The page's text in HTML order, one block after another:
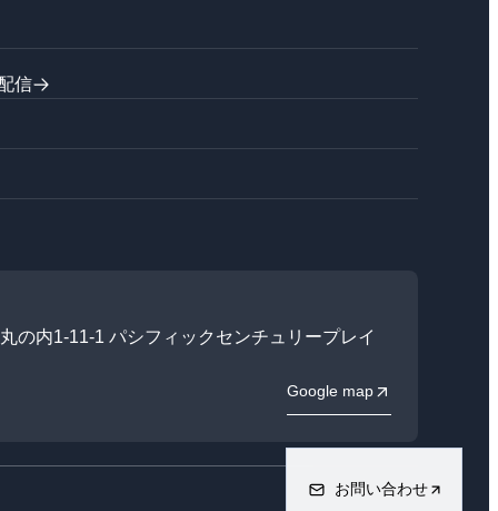
信
の内1-11-1 パシフィックセンチュリープレイ
Google map
お問い合わせ